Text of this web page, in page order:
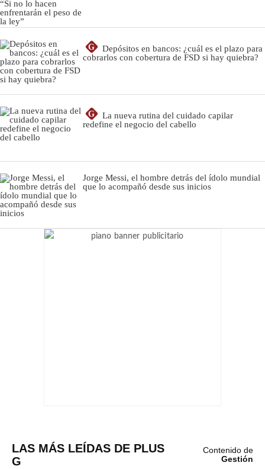
G
Depósitos en bancos: ¿cuál es el plazo para
cobrarlos con cobertura de FSD si hay quiebra?
G
La nueva rutina del cuidado capilar
redefine el negocio del cabello
Jorge Messi, el hombre detrás del ídolo mundial
que lo acompañó desde sus inicios
LAS MÁS LEÍDAS DE PLUS
G
Contenido de
Gestión